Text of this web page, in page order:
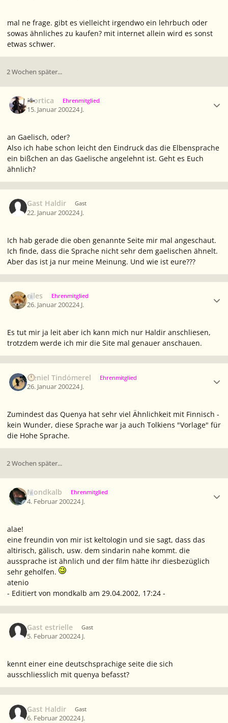
mal ne frage. gibt es vielleicht irgendwo ein lehrbuch oder
sowas ähnliches zu kaufen? mit internet allein wird es sonst
etwas schwer.
2 Wochen später...
Mortica Ehrenmitglied
15. Januar 200224 J.
an Gaelisch, oder?
Also ich habe schon leicht den Eindruck das die Elbensprache
ein bißchen an das Gaelische angelehnt ist. Geht es Euch
ähnlich?
Gast Haldir Gast
22. Januar 200224 J.
Ich hab gerade die oben genannte Seite mir mal angeschaut.
Ich finde, dass die Sprache nicht sehr dem gaelischen ähnelt.
Aber das ist ja nur meine Meinung. Und wie ist eure???
elles Ehrenmitglied
26. Januar 200224 J.
Es tut mir ja leit aber ich kann mich nur Haldir anschliesen,
trotzdem werde ich mir die Site mal genauer anschauen.
Neniel Tindómerel Ehrenmitglied
26. Januar 200224 J.
Zumindest das Quenya hat sehr viel Ähnlichkeit mit Finnisch -
kein Wunder, diese Sprache war ja auch Tolkiens "Vorlage" für
die Hohe Sprache.
2 Wochen später...
Mondkalb Ehrenmitglied
4. Februar 200224 J.
alae!
eine freundin von mir ist keltologin und sie sagt, dass das
altirisch, gälisch, usw. dem sindarin nahe kommt. die
aussprache ist ähnlich und der film hätte ihr diesbezüglich
sehr geholfen.
atenio
- Editiert von mondkalb am 29.04.2002, 17:24 -
Gast estrielle Gast
5. Februar 200224 J.
kennt einer eine deutschsprachige seite die sich
ausschliesslich mit quenya befasst?
Gast Haldir Gast
6. Februar 200224 J.